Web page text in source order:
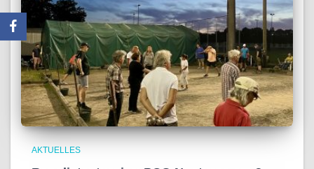
AKTUELLES